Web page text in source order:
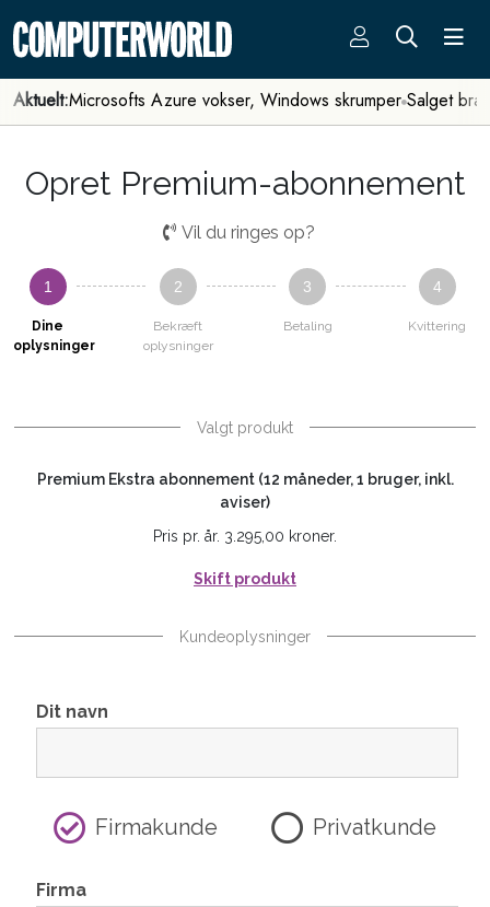
Aktuelt:Microsofts Azure vokser, Windows skrumper Salget
Opret Premium-abonnement
Vil du ringes op?
1
Dine
oplysninger
2
Bekræft
oplysninger
3
Betaling
4
Kvittering
Valgt produkt
Premium Ekstra abonnement (12 måneder, 1 bruger, inkl.
aviser)
Pris pr. år. 3.295,00 kroner.
Skift produkt
Kundeoplysninger
Dit navn
Firmakunde Privatkunde
Firma